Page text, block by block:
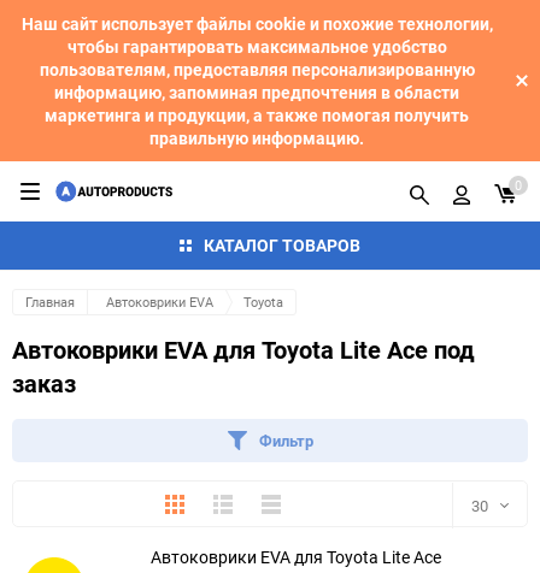
Наш сайт использует файлы cookie и похожие технологии,
чтобы гарантировать максимальное удобство
пользователям, предоставляя персонализированную
информацию, запоминая предпочтения в области
маркетинга и продукции, а также помогая получить
правильную информацию.
КАТАЛОГ ТОВАРОВ
0
Главная Автоковрики EVA Toyota
Автоковрики EVA для Toyota Lite Ace под
заказ
Фильтр
ПлиткаПодробноКомпактно 30
Автоковрики EVA для Toyota Lite Ace